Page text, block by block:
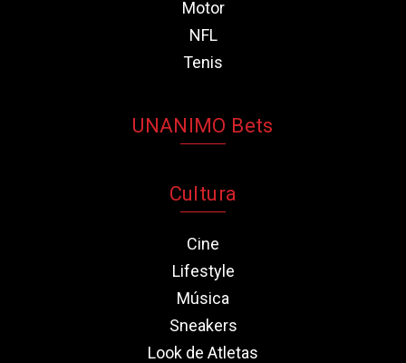
Motor
NFL
Tenis
UNANIMO Bets
Cultura
Cine
Lifestyle
Música
Sneakers
Look de Atletas